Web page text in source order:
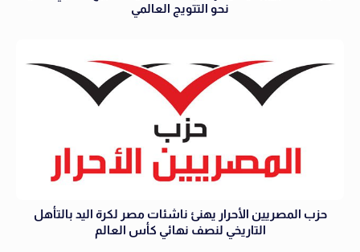
نحو التتويج العالمي
حزب المصريين الأحرار يهنئ ناشئات مصر لكرة اليد بالتأهل
التاريخي لنصف نهائي كأس العالم